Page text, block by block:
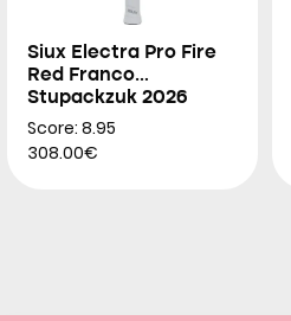
Siux Electra Pro Fire
Red Franco
Stupackzuk 2026
Score: 8.95
308.00€